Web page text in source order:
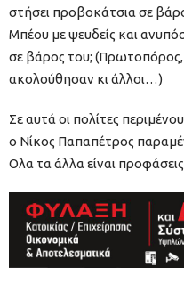
στήσει προβοκάτσια σε
Μπέου με ψευδείς και
σε βάρος του;
ακολούθησαν κι άλλοι…)
Σε αυτά οι πολίτες
ο Νίκος Παπαπέτρος
Ολα τα άλλα είναι